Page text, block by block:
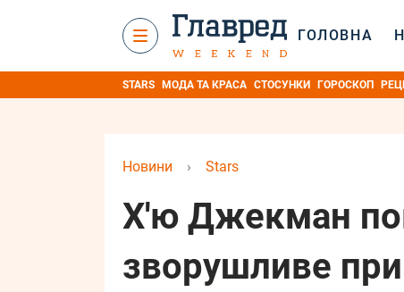
ГОЛОВНА
STARS МОДА ТА КРАСА СТОСУНКИ ГОРОСКОП
Новини › Stars
Х'ю Джекман
зворушливе